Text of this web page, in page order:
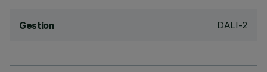
Gestion DALI-2